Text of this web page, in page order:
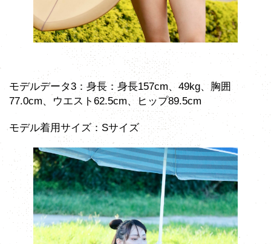
モデルデータ3：身長：身長157cm、49kg、胸囲
77.0cm、ウエスト62.5cm、ヒップ89.5cm
モデル着用サイズ：Sサイズ